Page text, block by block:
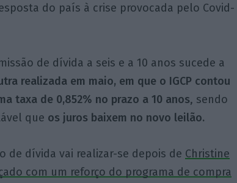
do país à crise provocada pelo Covid-
de dívida a seis e a 10 anos sucede a
realizada em maio, em que o IGCP contou
taxa de 0,852% no prazo a 10 anos, sendo
que os juros baixem no novo leilão.
de dívida vai realizar-se depois de Christine
com um reforço do programa de compra